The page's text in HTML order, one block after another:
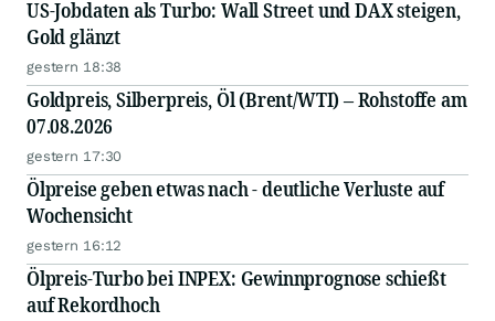
US-Jobdaten als Turbo: Wall Street und DAX steigen,
Gold glänzt
gestern 18:38
Goldpreis, Silberpreis, Öl (Brent/WTI) – Rohstoffe am
07.08.2026
gestern 17:30
Ölpreise geben etwas nach - deutliche Verluste auf
Wochensicht
gestern 16:12
Ölpreis-Turbo bei INPEX: Gewinnprognose schießt
auf Rekordhoch